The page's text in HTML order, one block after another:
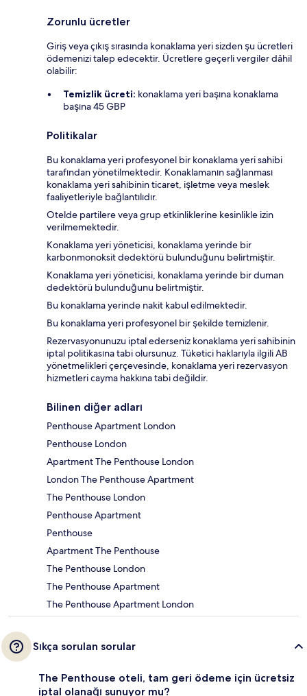
Zorunlu ücretler
Giriş veya çıkış sırasında konaklama yeri sizden şu ücretleri
ödemenizi talep edecektir. Ücretlere geçerli vergiler dâhil
olabilir:
Temizlik ücreti: konaklama yeri başına konaklama
başına 45 GBP
Politikalar
Bu konaklama yeri profesyonel bir konaklama yeri sahibi
tarafından yönetilmektedir. Konaklamanın sağlanması
konaklama yeri sahibinin ticaret, işletme veya meslek
faaliyetleriyle bağlantılıdır.
Otelde partilere veya grup etkinliklerine kesinlikle izin
verilmemektedir.
Konaklama yeri yöneticisi, konaklama yerinde bir
karbonmonoksit dedektörü bulunduğunu belirtmiştir.
Konaklama yeri yöneticisi, konaklama yerinde bir duman
dedektörü bulunduğunu belirtmiştir.
Bu konaklama yerinde nakit kabul edilmektedir.
Bu konaklama yeri profesyonel bir şekilde temizlenir.
Rezervasyonunuzu iptal ederseniz konaklama yeri sahibinin
iptal politikasına tabi olursunuz. Tüketici haklarıyla ilgili AB
yönetmelikleri çerçevesinde, konaklama yeri rezervasyon
hizmetleri cayma hakkına tabi değildir.
Bilinen diğer adları
Penthouse Apartment London
Penthouse London
Apartment The Penthouse London
London The Penthouse Apartment
The Penthouse London
Penthouse Apartment
Penthouse
Apartment The Penthouse
The Penthouse London
The Penthouse Apartment
The Penthouse Apartment London
Sıkça sorulan sorular
The Penthouse oteli, tam geri ödeme için ücretsiz
iptal olanağı sunuyor mu?